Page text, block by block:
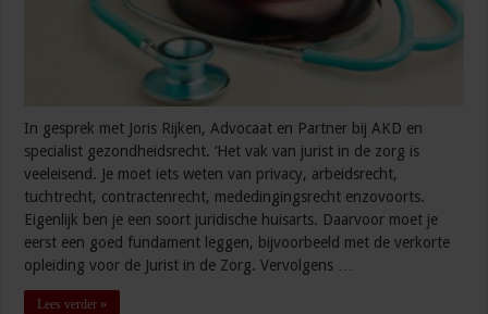
In gesprek met Joris Rijken, Advocaat en Partner bij AKD en
specialist gezondheidsrecht. ‘Het vak van jurist in de zorg is
veeleisend. Je moet iets weten van privacy, arbeidsrecht,
tuchtrecht, contractenrecht, mededingingsrecht enzovoorts.
Eigenlijk ben je een soort juridische huisarts. Daarvoor moet je
eerst een goed fundament leggen, bijvoorbeeld met de verkorte
opleiding voor de Jurist in de Zorg. Vervolgens …
Lees verder »